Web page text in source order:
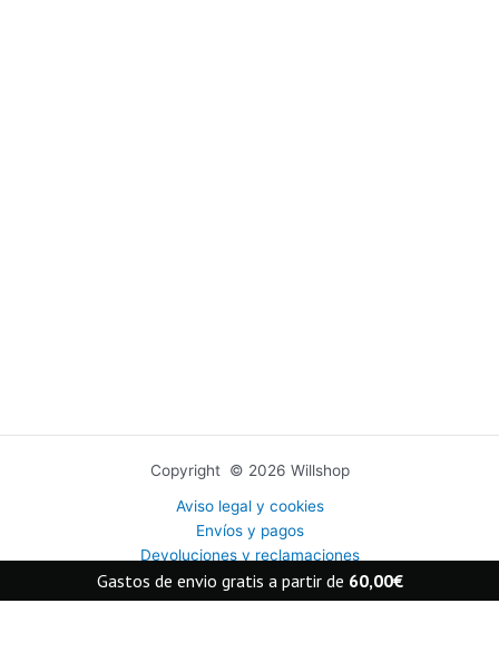
Copyright © 2026 Willshop
Aviso legal y cookies
Envíos y pagos
Devoluciones y reclamaciones
Gastos de envio gratis a partir de 60,00€